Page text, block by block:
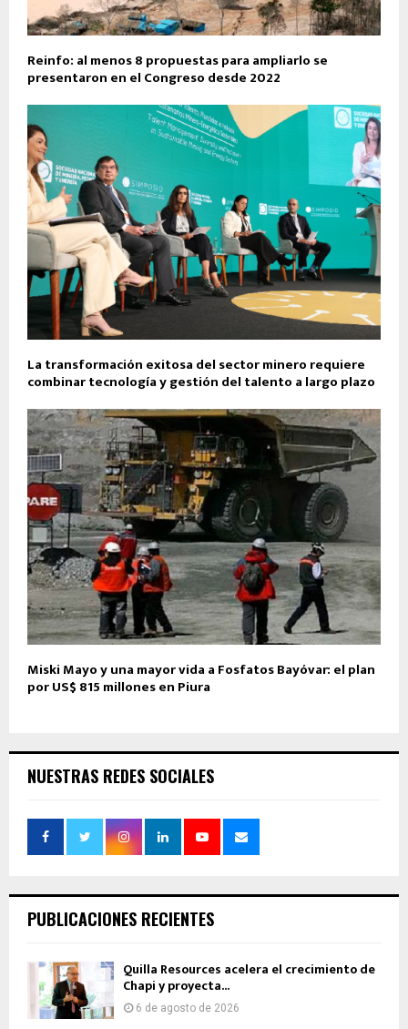
Reinfo: al menos 8 propuestas para ampliarlo se
presentaron en el Congreso desde 2022
La transformación exitosa del sector minero requiere
combinar tecnología y gestión del talento a largo plazo
Miski Mayo y una mayor vida a Fosfatos Bayóvar: el plan
por US$ 815 millones en Piura
NUESTRAS REDES SOCIALES
PUBLICACIONES RECIENTES
Quilla Resources acelera el crecimiento de
Chapi y proyecta...
6 de agosto de 2026